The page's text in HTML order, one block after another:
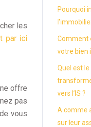
les
par ici
offre
pas
vous
Pourquoi
Comment
votre bien
Quel est
vers l’IS ?
A comme
sur leur